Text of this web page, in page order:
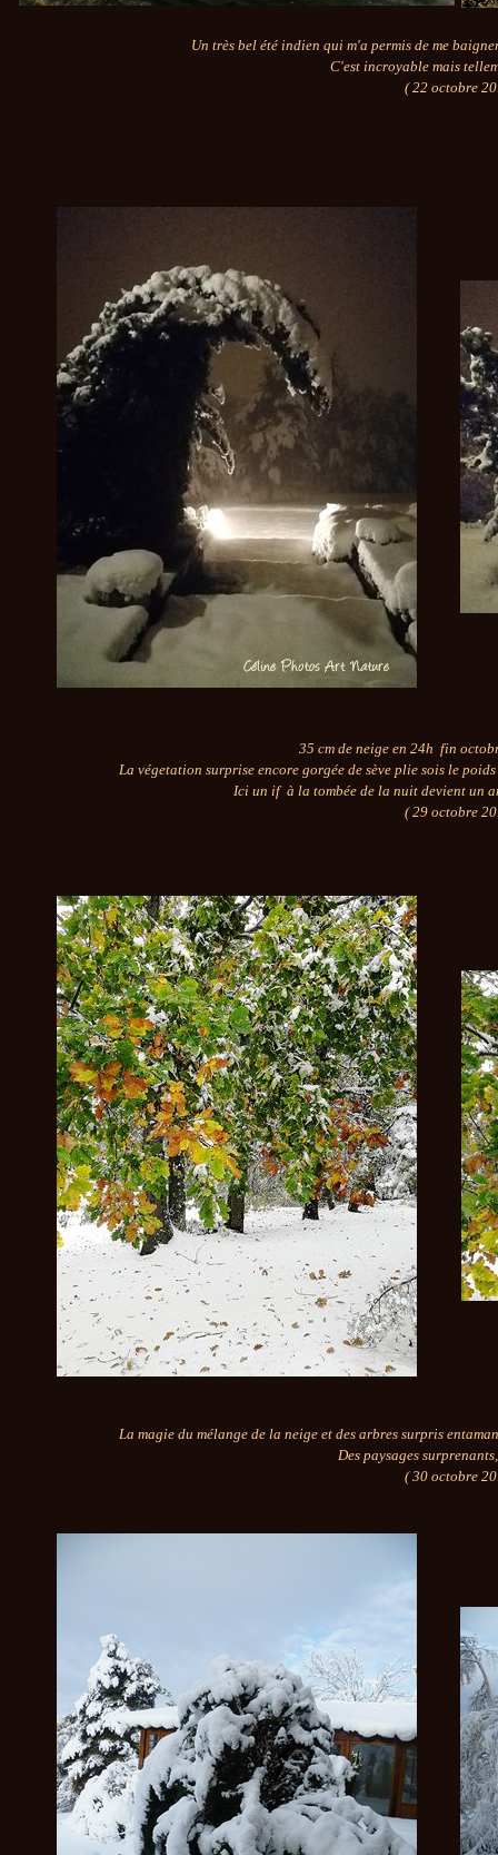
Un très bel été indien qui m'a permis de me
C'est incroyable mais
( 22 octobre
35 cm de neige en 24h fin
La végetation surprise encore gorgée de sève plie sois le
Ici un if à la tombée de la nuit devient un
( 29 octobre
La magie du mélange de la neige et des arbres surpris
Des paysages
( 30 octobre